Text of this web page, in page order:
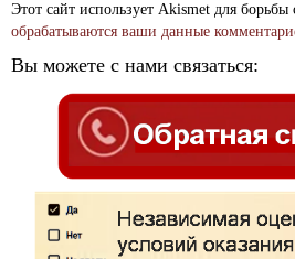
Этот сайт использует Akismet для борьбы
обрабатываются ваши данные
Вы можете с нами связаться: